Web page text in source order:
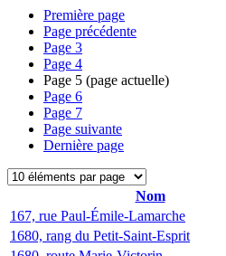
Première page
Page précédente
Page 3
Page 4
Page 5 (page actuelle)
Page 6
Page 7
Page suivante
Dernière page
Nom
167, rue Paul-Émile-Lamarche
1680, rang du Petit-Saint-Esprit